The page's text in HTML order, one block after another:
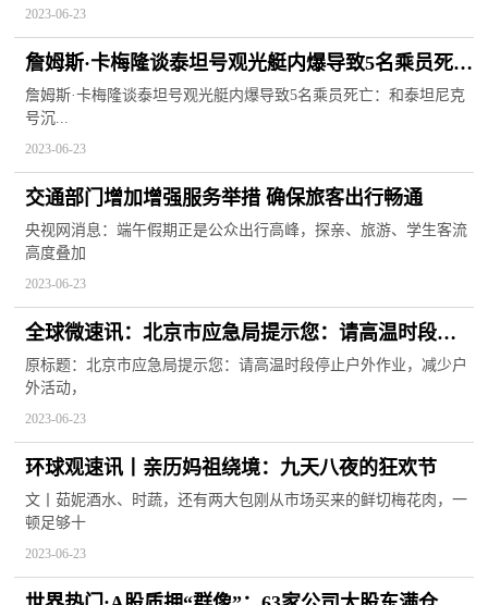
2023-06-23
詹姆斯·卡梅隆谈泰坦号观光艇内爆导致5名乘员死
亡：和泰坦尼克号沉没惊人相似 灾难再一次重演
詹姆斯·卡梅隆谈泰坦号观光艇内爆导致5名乘员死亡：和泰坦尼克
号沉...
2023-06-23
交通部门增加增强服务举措 确保旅客出行畅通
央视网消息：端午假期正是公众出行高峰，探亲、旅游、学生客流
高度叠加
2023-06-23
全球微速讯：北京市应急局提示您：请高温时段停
止户外作业，减少户外活动，做好防暑降温工作
原标题：北京市应急局提示您：请高温时段停止户外作业，减少户
外活动，
2023-06-23
环球观速讯丨亲历妈祖绕境：九天八夜的狂欢节
文丨茹妮酒水、时蔬，还有两大包刚从市场买来的鲜切梅花肉，一
顿足够十
2023-06-23